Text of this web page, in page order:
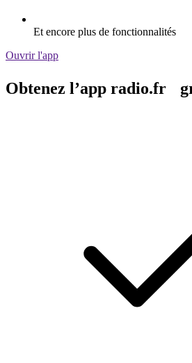
Et encore plus de fonctionnalités
Ouvrir l'app
Obtenez l’app radio.fr